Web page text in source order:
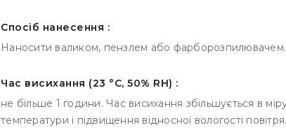
Спосіб нанесення :
Наносити валиком, пензлем або фарборозпилювачем.
Час висихання (23 °С, 50% RH) :
не більше 1 години. Час висихання збільшується в
температури і підвищення відносної вологості повітря.